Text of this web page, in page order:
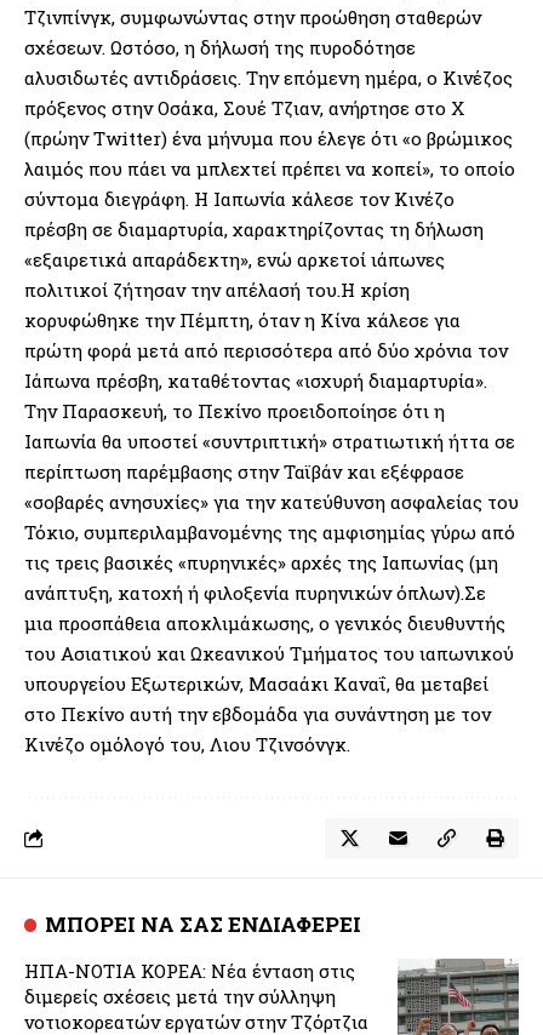
Τζινπίνγκ, συμφωνώντας στην προώθηση σταθερών
σχέσεων. Ωστόσο, η δήλωσή της πυροδότησε
αλυσιδωτές αντιδράσεις. Την επόμενη ημέρα, ο Κινέζος
πρόξενος στην Οσάκα, Σουέ Τζιαν, ανήρτησε στο X
(πρώην Twitter) ένα μήνυμα που έλεγε ότι «ο βρώμικος
λαιμός που πάει να μπλεχτεί πρέπει να κοπεί», το οποίο
σύντομα διεγράφη. Η Ιαπωνία κάλεσε τον Κινέζο
πρέσβη σε διαμαρτυρία, χαρακτηρίζοντας τη δήλωση
«εξαιρετικά απαράδεκτη», ενώ αρκετοί ιάπωνες
πολιτικοί ζήτησαν την απέλασή του.Η κρίση
κορυφώθηκε την Πέμπτη, όταν η Κίνα κάλεσε για
πρώτη φορά μετά από περισσότερα από δύο χρόνια τον
Ιάπωνα πρέσβη, καταθέτοντας «ισχυρή διαμαρτυρία».
Την Παρασκευή, το Πεκίνο προειδοποίησε ότι η
Ιαπωνία θα υποστεί «συντριπτική» στρατιωτική ήττα σε
περίπτωση παρέμβασης στην Ταϊβάν και εξέφρασε
«σοβαρές ανησυχίες» για την κατεύθυνση ασφαλείας του
Τόκιο, συμπεριλαμβανομένης της αμφισημίας γύρω από
τις τρεις βασικές «πυρηνικές» αρχές της Ιαπωνίας (μη
ανάπτυξη, κατοχή ή φιλοξενία πυρηνικών όπλων).Σε
μια προσπάθεια αποκλιμάκωσης, ο γενικός διευθυντής
του Ασιατικού και Ωκεανικού Τμήματος του ιαπωνικού
υπουργείου Εξωτερικών, Μασαάκι Καναΐ, θα μεταβεί
στο Πεκίνο αυτή την εβδομάδα για συνάντηση με τον
Κινέζο ομόλογό του, Λιου Τζινσόνγκ.
ΜΠΟΡΕΙ ΝΑ ΣΑΣ ΕΝΔΙΑΦΕΡΕΙ
ΗΠΑ-ΝΟΤΙΑ ΚΟΡΕΑ: Νέα ένταση στις
διμερείς σχέσεις μετά την σύλληψη
νοτιοκορεατών εργατών στην Τζόρτζια